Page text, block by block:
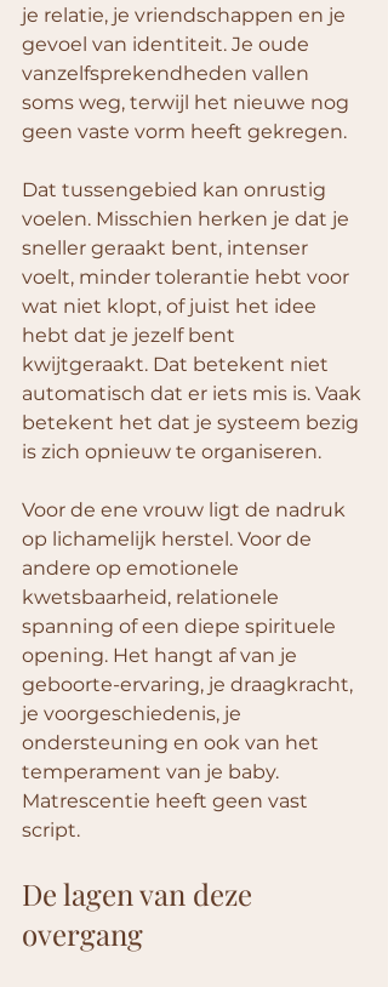
je relatie, je vriendschappen en je
gevoel van identiteit. Je oude
vanzelfsprekendheden vallen
soms weg, terwijl het nieuwe nog
geen vaste vorm heeft gekregen.
Dat tussengebied kan onrustig
voelen. Misschien herken je dat je
sneller geraakt bent, intenser
voelt, minder tolerantie hebt voor
wat niet klopt, of juist het idee
hebt dat je jezelf bent
kwijtgeraakt. Dat betekent niet
automatisch dat er iets mis is. Vaak
betekent het dat je systeem bezig
is zich opnieuw te organiseren.
Voor de ene vrouw ligt de nadruk
op lichamelijk herstel. Voor de
andere op emotionele
kwetsbaarheid, relationele
spanning of een diepe spirituele
opening. Het hangt af van je
geboorte-ervaring, je draagkracht,
je voorgeschiedenis, je
ondersteuning en ook van het
temperament van je baby.
Matrescentie heeft geen vast
script.
De lagen van deze
overgang